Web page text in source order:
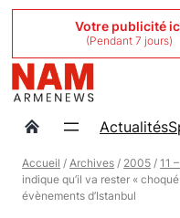
contenu
Votre publicité
(Pendant 7 jours)
Actualités
Accueil /Archives / 2005 /11
indique qu’il va rester «
évènements d’Istanbul